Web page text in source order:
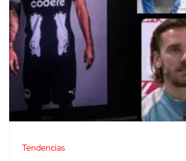
Tendencias